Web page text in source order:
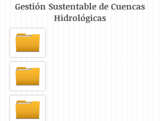
Gestión Sustentable de Cuencas
Hidrológicas